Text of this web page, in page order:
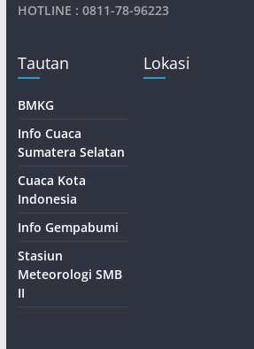
HOTLINE : 0811-78-96223
Tautan
BMKG
Info Cuaca
Sumatera Selatan
Cuaca Kota
Indonesia
Info Gempabumi
Stasiun
Meteorologi SMB
II
Lokasi